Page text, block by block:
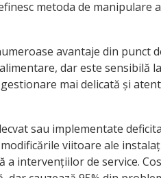
metoda de manipulare
avantaje din punct
dar este sensibilă
mai delicată și
sau implementate
viitoare ale
a intervențiilor de service.